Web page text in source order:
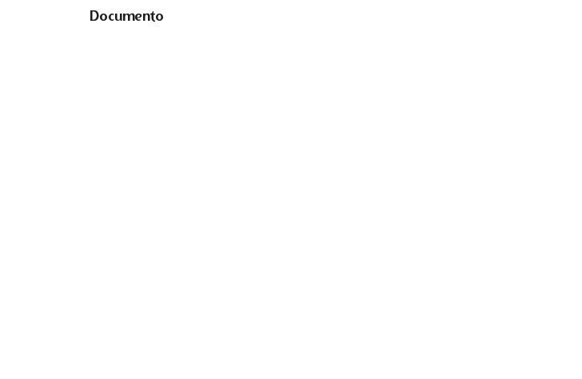
Documento